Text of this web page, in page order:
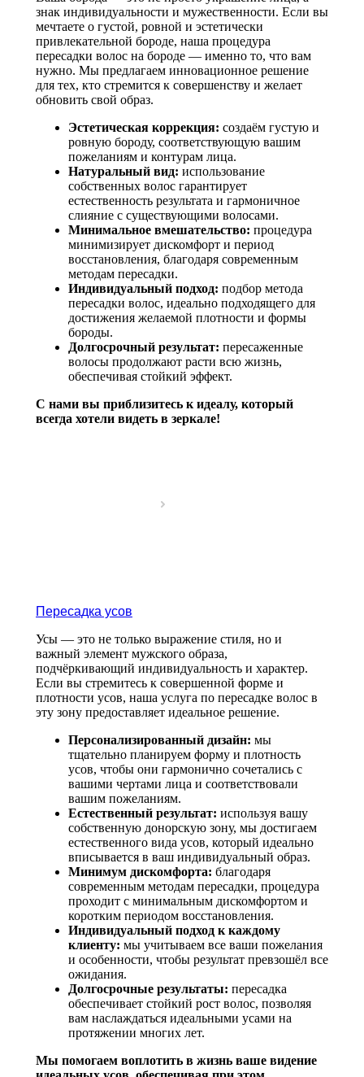
знак индивидуальности и мужественности. Если вы
мечтаете о густой, ровной и эстетически
привлекательной бороде, наша процедура
пересадки волос на бороде — именно то, что вам
нужно. Мы предлагаем инновационное решение
для тех, кто стремится к совершенству и желает
обновить свой образ.
Эстетическая коррекция: создаём густую и
ровную бороду, соответствующую вашим
пожеланиям и контурам лица.
Натуральный вид: использование
собственных волос гарантирует
естественность результата и гармоничное
слияние с существующими волосами.
Минимальное вмешательство: процедура
минимизирует дискомфорт и период
восстановления, благодаря современным
методам пересадки.
Индивидуальный подход: подбор метода
пересадки волос, идеально подходящего для
достижения желаемой плотности и формы
бороды.
Долгосрочный результат: пересаженные
волосы продолжают расти всю жизнь,
обеспечивая стойкий эффект.
С нами вы приблизитесь к идеалу, который
всегда хотели видеть в зеркале!
Пересадка усов
Усы — это не только выражение стиля, но и
важный элемент мужского образа,
подчёркивающий индивидуальность и характер.
Если вы стремитесь к совершенной форме и
плотности усов, наша услуга по пересадке волос в
эту зону предоставляет идеальное решение.
Персонализированный дизайн: мы
тщательно планируем форму и плотность
усов, чтобы они гармонично сочетались с
вашими чертами лица и соответствовали
вашим пожеланиям.
Естественный результат: используя вашу
собственную донорскую зону, мы достигаем
естественного вида усов, который идеально
вписывается в ваш индивидуальный образ.
Минимум дискомфорта: благодаря
современным методам пересадки, процедура
проходит с минимальным дискомфортом и
коротким периодом восстановления.
Индивидуальный подход к каждому
клиенту: мы учитываем все ваши пожелания
и особенности, чтобы результат превзошёл все
ожидания.
Долгосрочные результаты: пересадка
обеспечивает стойкий рост волос, позволяя
вам наслаждаться идеальными усами на
протяжении многих лет.
Мы помогаем воплотить в жизнь ваше видение